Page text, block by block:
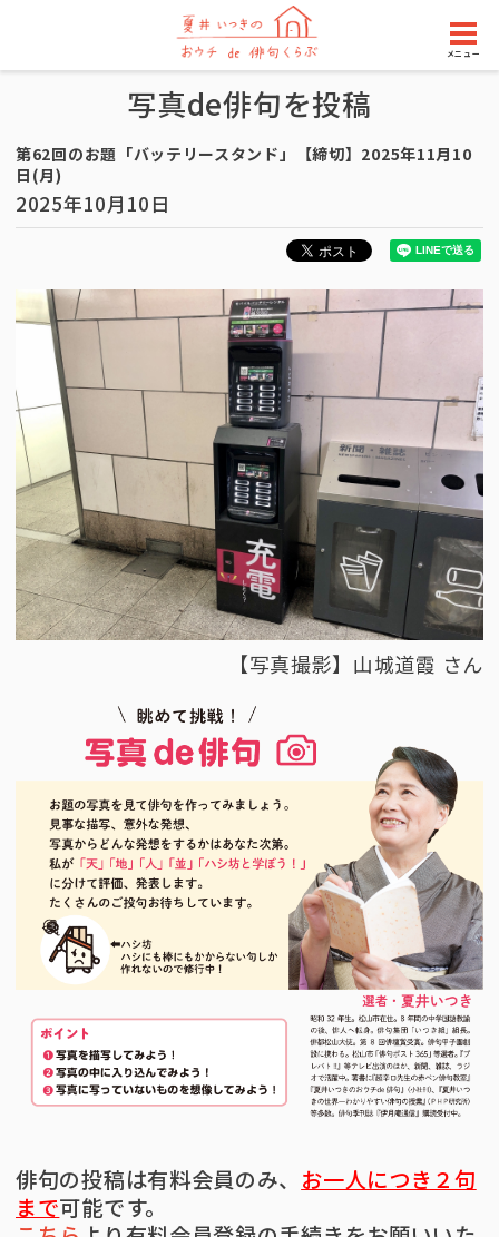
メニュー
写真de俳句を投稿
第62回のお題「バッテリースタンド」【締切】2025年11月10
日(月)
2025年10月10日
【写真撮影】山城道霞 さん
俳句の投稿は有料会員のみ、 お一人につき２句
まで可能です。